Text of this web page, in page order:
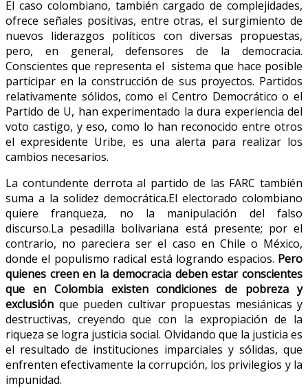
El caso colombiano, también cargado de complejidades,
ofrece señales positivas, entre otras, el surgimiento de
nuevos liderazgos políticos con diversas propuestas,
pero, en general, defensores de la democracia.
Conscientes que representa el sistema que hace posible
participar en la construcción de sus proyectos. Partidos
relativamente sólidos, como el Centro Democrático o el
Partido de U, han experimentado la dura experiencia del
voto castigo, y eso, como lo han reconocido entre otros
el expresidente Uribe, es una alerta para realizar los
cambios necesarios.
La contundente derrota al partido de las FARC también
suma a la solidez democrática.El electorado colombiano
quiere franqueza, no la manipulación del falso
discurso.La pesadilla bolivariana está presente; por el
contrario, no pareciera ser el caso en Chile o México,
donde el populismo radical está logrando espacios. Pero
quienes creen en la democracia deben estar conscientes
que en Colombia existen condiciones de pobreza y
exclusión que pueden cultivar propuestas mesiánicas y
destructivas, creyendo que con la expropiación de la
riqueza se logra justicia social. Olvidando que la justicia es
el resultado de instituciones imparciales y sólidas, que
enfrenten efectivamente la corrupción, los privilegios y la
impunidad.